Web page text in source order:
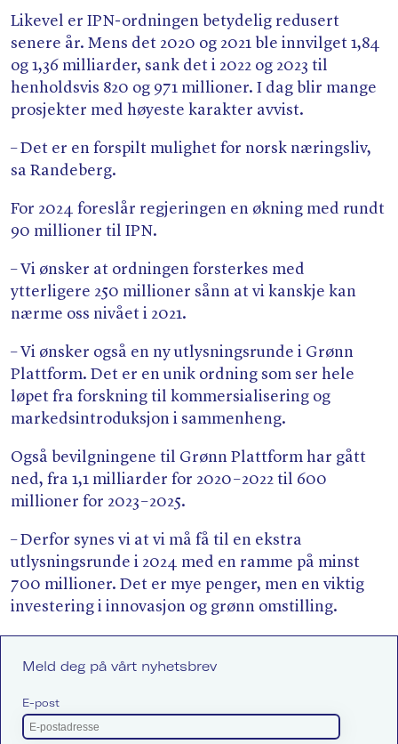
Likevel er IPN-ordningen betydelig redusert
senere år. Mens det 2020 og 2021 ble innvilget 1,84
og 1,36 milliarder, sank det i 2022 og 2023 til
henholdsvis 820 og 971 millioner. I dag blir mange
prosjekter med høyeste karakter avvist.
– Det er en forspilt mulighet for norsk næringsliv,
sa Randeberg.
For 2024 foreslår regjeringen en økning med rundt
90 millioner til IPN.
– Vi ønsker at ordningen forsterkes med
ytterligere 250 millioner sånn at vi kanskje kan
nærme oss nivået i 2021.
– Vi ønsker også en ny utlysningsrunde i Grønn
Plattform. Det er en unik ordning som ser hele
løpet fra forskning til kommersialisering og
markedsintroduksjon i sammenheng.
Også bevilgningene til Grønn Plattform har gått
ned, fra 1,1 milliarder for 2020 – 2022 til 600
millioner for 2023 – 2025.
– Derfor synes vi at vi må få til en ekstra
utlysningsrunde i 2024 med en ramme på minst
700 millioner. Det er mye penger, men en viktig
investering i innovasjon og grønn omstilling.
Meld deg på vårt nyhetsbrev
E-post